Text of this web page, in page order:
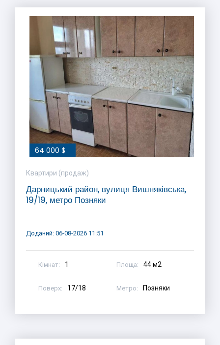
64 000 $
Квартири (продаж)
Дарницький район, вулиця Вишняківська,
19/19, метро Позняки
Доданий: 06-08-2026 11:51
Кімнат: 1 Площа: 44 м2
Поверх: 17/18 Метро: Позняки